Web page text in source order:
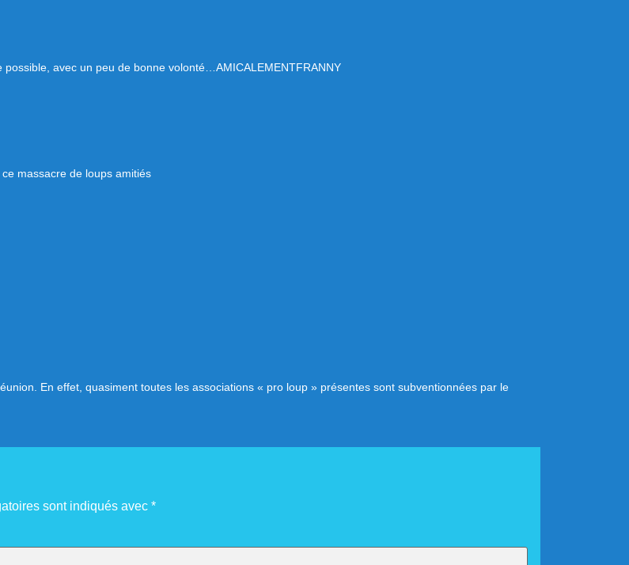
avec un peu de bonne volonté…AMICALEMENTFRANNY
massacre de loups amitiés
En effet, quasiment toutes les associations « pro loup » présentes sont subventionnées par le
sont indiqués avec *